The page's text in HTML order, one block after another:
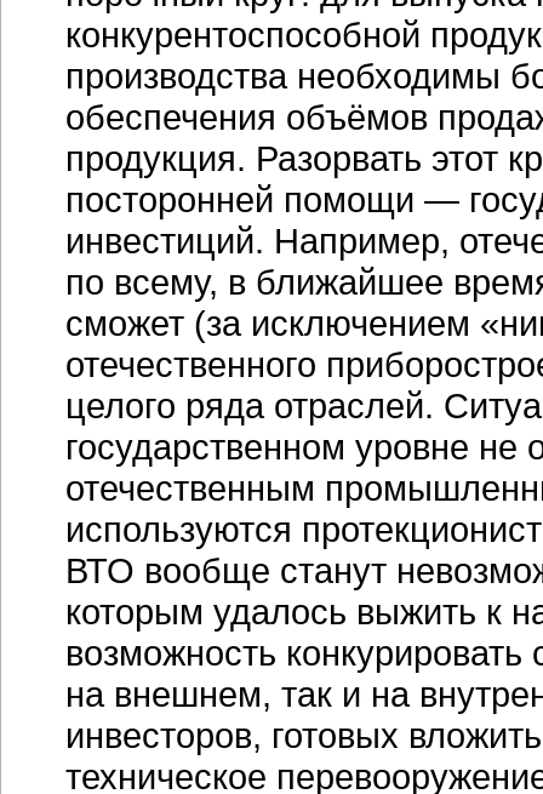
конкурентоспособной
производства необходимы
обеспечения объёмов
продукция. Разорвать этот
посторонней помощи —
инвестиций. Например,
по всему, в ближайшее
сможет (за исключением
отечественного
целого ряда отраслей.
государственном уровне не
отечественным
используются
ВТО вообще станут
которым удалось выжить к
возможность
на внешнем, так и на
инвесторов, готовых
техническое